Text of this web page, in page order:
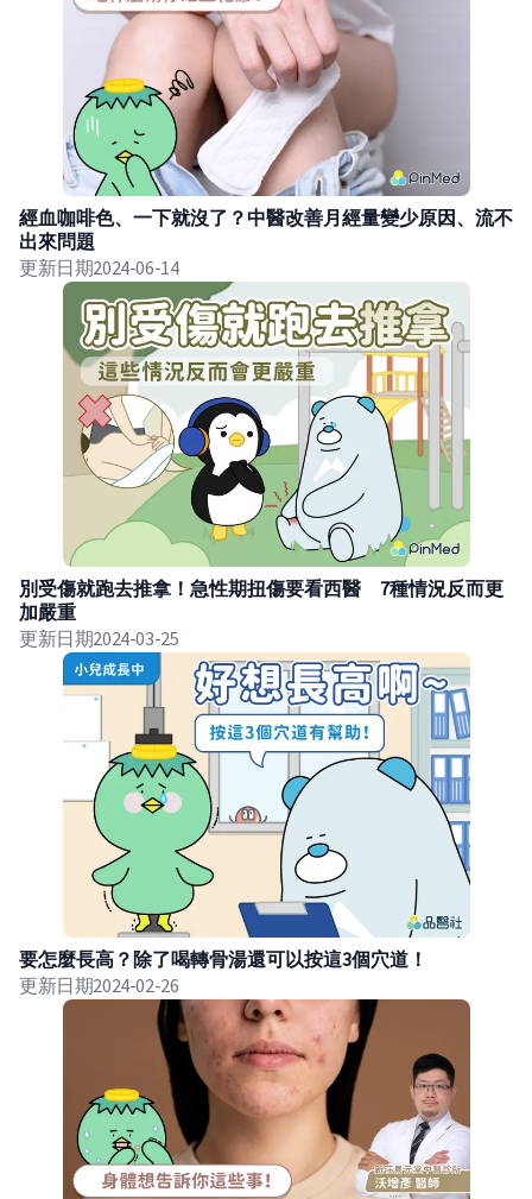
經血咖啡色、一下就沒了？中醫改善月經量變少原因、流不
出來問題
更新日期2024-06-14
別受傷就跑去推拿！急性期扭傷要看西醫 7種情況反而更
加嚴重
更新日期2024-03-25
要怎麼長高？除了喝轉骨湯還可以按這3個穴道！
更新日期2024-02-26